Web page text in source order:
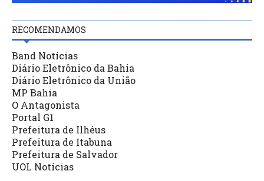
RECOMENDAMOS
Band Notícias
Diário Eletrônico da Bahia
Diário Eletrônico da União
MP Bahia
O Antagonista
Portal G1
Prefeitura de Ilhéus
Prefeitura de Itabuna
Prefeitura de Salvador
UOL Notícias